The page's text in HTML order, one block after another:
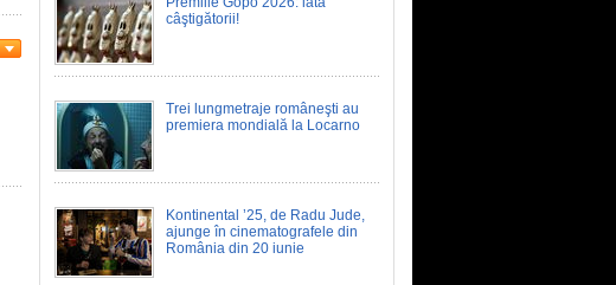
câştigătorii!
Trei lungmetraje româneşti au
premiera mondială la Locarno
Kontinental ’25, de Radu Jude,
ajunge în cinematografele din
România din 20 iunie